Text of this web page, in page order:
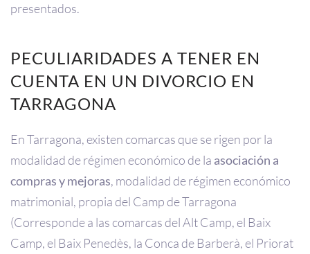
presentados.
PECULIARIDADES A TENER EN
CUENTA EN UN DIVORCIO EN
TARRAGONA
En Tarragona, existen comarcas que se rigen por la
modalidad de régimen económico de la asociación a
compras y mejoras, modalidad de régimen económico
matrimonial, propia del Camp de Tarragona
(Corresponde a las comarcas del Alt Camp, el Baix
Camp, el Baix Penedès, la Conca de Barberà, el Priorat